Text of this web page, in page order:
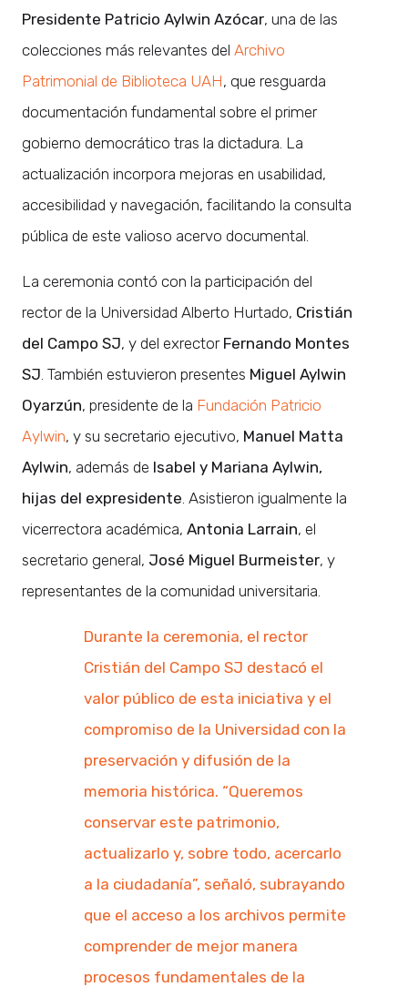
Presidente Patricio Aylwin Azócar, una de las
colecciones más relevantes del Archivo
Patrimonial de Biblioteca UAH, que resguarda
documentación fundamental sobre el primer
gobierno democrático tras la dictadura. La
actualización incorpora mejoras en usabilidad,
accesibilidad y navegación, facilitando la consulta
pública de este valioso acervo documental.
La ceremonia contó con la participación del
rector de la Universidad Alberto Hurtado, Cristián
del Campo SJ, y del exrector Fernando Montes
SJ . También estuvieron presentes Miguel Aylwin
Oyarzún, presidente de la Fundación Patricio
Aylwin, y su secretario ejecutivo, Manuel Matta
Aylwin, además de Isabel y Mariana Aylwin,
hijas del expresidente . Asistieron igualmente la
vicerrectora académica, Antonia Larrain, el
secretario general, José Miguel Burmeister, y
representantes de la comunidad universitaria.
Durante la ceremonia, el rector
Cristián del Campo SJ destacó el
valor público de esta iniciativa y el
compromiso de la Universidad con la
preservación y difusión de la
memoria histórica. “Queremos
conservar este patrimonio,
actualizarlo y, sobre todo, acercarlo
a la ciudadanía”, señaló, subrayando
que el acceso a los archivos permite
comprender de mejor manera
procesos fundamentales de la